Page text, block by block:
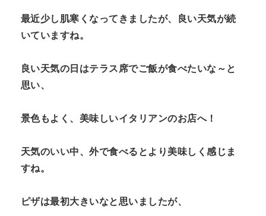
最近少し肌寒くなってきましたが、良い天気が続
いていますね。
良い天気の日はテラス席でご飯が食べたいな～と
思い、
景色もよく、美味しいイタリアンのお店へ！
天気のいい中、外で食べるとより美味しく感じま
すね。
ピザは最初大きいなと思いましたが、